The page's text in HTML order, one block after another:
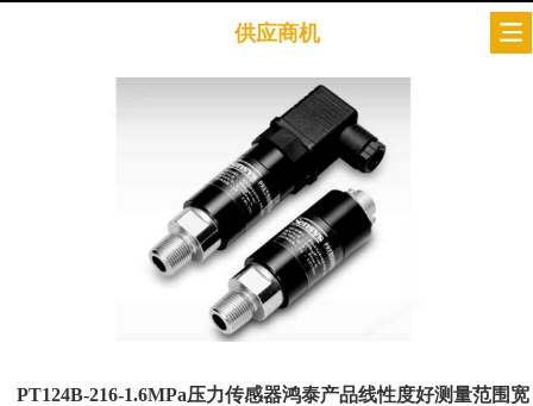
供应商机
PT124B-216-1.6MPa压力传感器鸿泰产品线性度好测量范围宽